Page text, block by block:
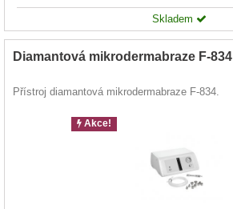
Skladem
Diamantová mikrodermabraze F-834
Přístroj diamantová mikrodermabraze F-834.
Akce!